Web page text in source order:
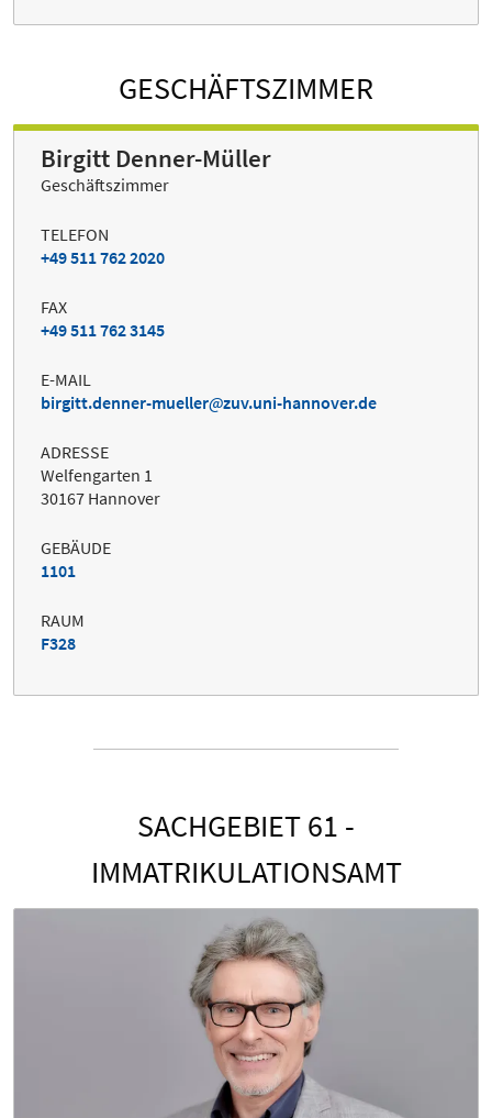
GESCHÄFTSZIMMER
Birgitt Denner-Müller
Geschäftszimmer
TELEFON
+49 511 762 2020
FAX
+49 511 762 3145
E-MAIL
birgitt.denner-mueller
zuv.uni-hannover.de
ADRESSE
Welfengarten 1
30167 Hannover
GEBÄUDE
1101
RAUM
F328
SACHGEBIET 61 -
IMMATRIKULATIONSAMT